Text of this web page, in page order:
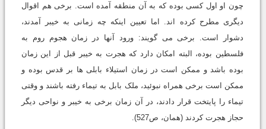
چون او اول کسی بوده که به آن منطقه آمده است. برخی هم اقوال
دیگری مطرح کرده اند. اما تعیین اینکه چه زمانی به خیبر آمدند،
دشوار است. برخی می گویند: ورود آنها در زمان هجوم روم به
فلسطین بوده، البته امکان دارد که هجرت به خیبر قبل از این زمان
بوده باشد و ممکن است در زمان استیلاء بابلی ها بر قدس بوده و
ممکن است برخی همراه نبوئید، ملک بابل به تیماء رفته باشند و وقتی
تیماء را پایتخت قرار دادند، در آن زمان برخی به خیبر و نواحی دیگر
حجاز هجرت کردند (همان، ص527).